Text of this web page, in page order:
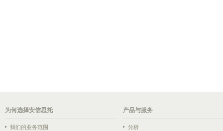
为何选择安信思托
我们的业务范围
产品与服务
分析